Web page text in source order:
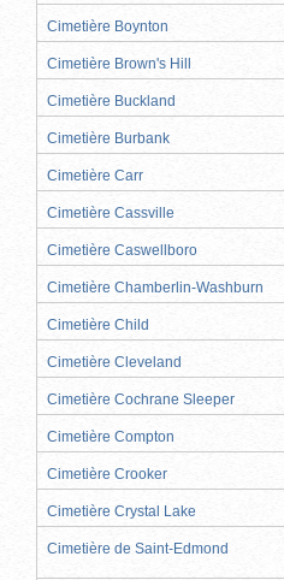
Cimetière Boynton
Cimetière Brown's Hill
Cimetière Buckland
Cimetière Burbank
Cimetière Carr
Cimetière Cassville
Cimetière Caswellboro
Cimetière Chamberlin-Washburn
Cimetière Child
Cimetière Cleveland
Cimetière Cochrane Sleeper
Cimetière Compton
Cimetière Crooker
Cimetière Crystal Lake
Cimetière de Saint-Edmond